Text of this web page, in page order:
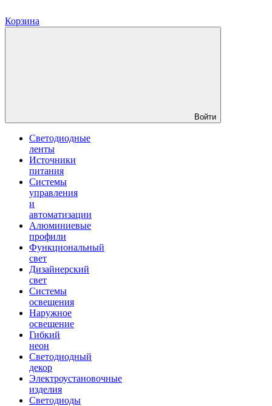
Корзина
Войти
Светодиодные
ленты
Источники
питания
Системы
управления
и
автоматизации
Алюминиевые
профили
Функциональный
свет
Дизайнерский
свет
Системы
освещения
Наружное
освещение
Гибкий
неон
Светодиодный
декор
Электроустановочные
изделия
Светодиоды